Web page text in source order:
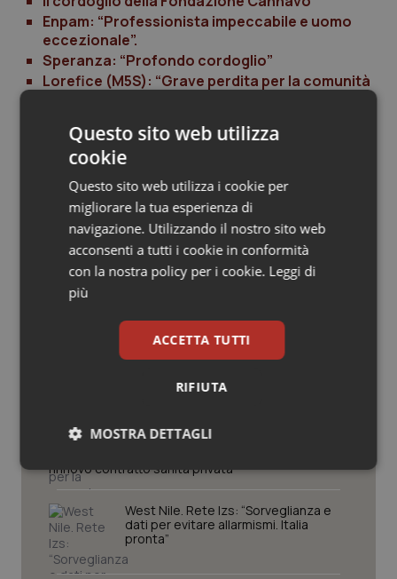
Salute orale & impianti
Sangue & coagulazione
Tumore al seno
Tumore ovarico
Tumori del Polmone & Testa Collo
Tumori gastrointestinali
Ulcera & Reflusso
Enpam: “Professionista impeccabile e uomo
eccezionale”.
Speranza: “Profondo cordoglio”
Lorefice (M5S): “Grave perdita per la comunità
05 Aprile 2022
© Riproduzione riservata
Potrebbe interessarti in
Lavoro e Professioni
“Preoccupazione per la mancata
approvazione dell’adeguamento
rinnovo contratto sanità privata”
West Nile. Rete Izs: “Sorveglianza e
dati per evitare allarmismi. Italia
pronta”
Questo sito web utilizza
cookie
Questo sito web utilizza i cookie per
migliorare la tua esperienza di
navigazione. Utilizzando il nostro sito web
acconsenti a tutti i cookie in conformità
con la nostra policy per i cookie. Leggi di
più
ACCETTA TUTTI
RIFIUTA
MOSTRA DETTAGLI
Necessari Statistici Marketing